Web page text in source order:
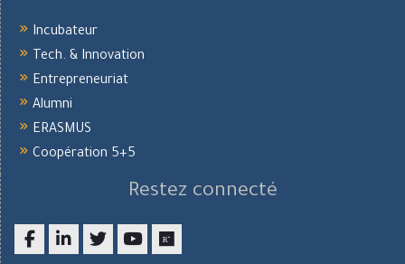
Incubateur
Tech. & Innovation
Entrepreneuriat
Alumni
ERASMUS
Coopération 5+5
Restez connecté